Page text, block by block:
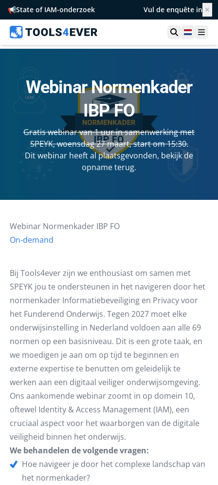
📢State of IAM-onderzoek Vul de enquête in ✕
Toon zoek
Webinar Normenkader
IBP FO
Gratis webinar van 1 uur in samenwerking met
SPEYK, woensdag 27 maart, start om 15:30.
Dit webinar heeft al plaatsgevonden, bekijk de
opname terug.
Webinar Normenkader IBP FO
On-demand
Bij Tools4ever zijn we enthousiast om samen met
SPEYK jou te ondersteunen in het navigeren door het
normenkader Informatiebeveiliging en Privacy voor
het Funderend Onderwijs. Tegen 2027 moet elke
onderwijsinstelling in Nederland voldoen aan alle 69
normen op een basisniveau. Dit is een grote taak, en
we moedigen je aan om op tijd te beginnen en
externe expertise te benutten om geleidelijk te
werken aan een digitaal veiliger onderwijsomgeving.
Ons aankomende webinar zoomt in op domein 10,
oftewel Identity & Access Management (IAM), een
cruciaal aspect voor het waarborgen van de digitale
veiligheid binnen het onderwijs.
We behandelen de volgende vragen:
Hoe navigeer je door het complexe landschap van
het normenkader?